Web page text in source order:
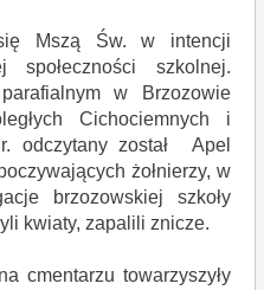
się Mszą Św. w intencji
społeczności szkolnej.
w Brzozowie
Cichociemnych i
odczytany został Apel
żołnierzy, w
brzozowskiej szkoły
kwiaty, zapalili znicze.
cmentarzu towarzyszyły